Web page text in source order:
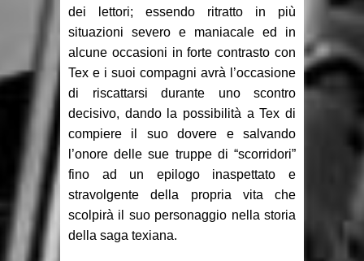
dei lettori; essendo ritratto in più
situazioni severo e maniacale ed in
alcune occasioni in forte contrasto con
Tex e i suoi compagni avrà l’occasione
di riscattarsi durante uno scontro
decisivo, dando la possibilità a Tex di
compiere il suo dovere e salvando
l’onore delle sue truppe di “scorridori”
fino ad un epilogo inaspettato e
stravolgente della propria vita che
scolpirà il suo personaggio nella storia
della saga texiana.